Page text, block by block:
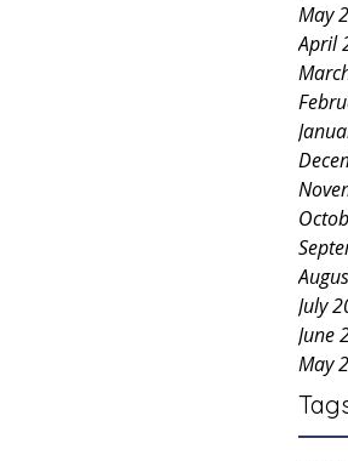
May
April
July
June
May